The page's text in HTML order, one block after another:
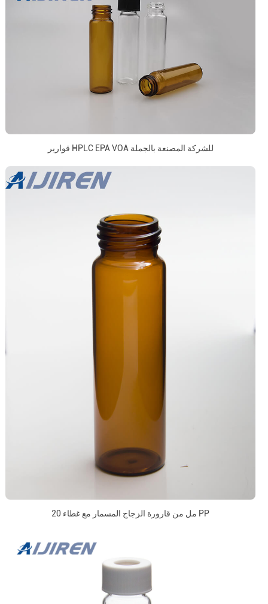
قوارير HPLC EPA VOA للشركة المصنعة بالجملة
20 مل من قارورة الزجاج المسمار مع غطاء PP